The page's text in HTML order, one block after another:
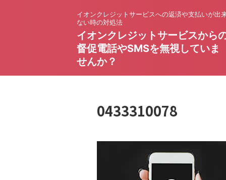
イオンクレジットサービスへの返済や支払いが出
ない時の対処法
イオンクレジットサービスから
督促電話やSMSを無視していま
せんか？
0433310078